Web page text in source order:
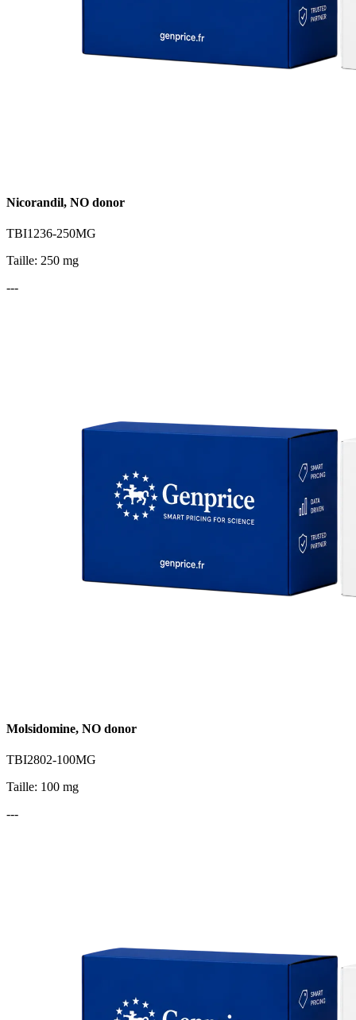
Nicorandil, NO donor
TBI1236-250MG
Taille: 250 mg
---
Molsidomine, NO donor
TBI2802-100MG
Taille: 100 mg
---